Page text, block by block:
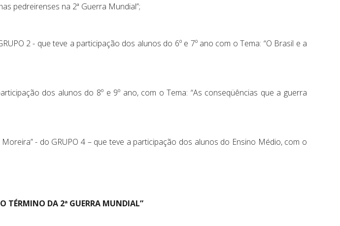
pedreirenses na 2ª Guerra Mundial”;
2 - que teve a participação dos alunos do 6º e 7º ano com o Tema: “O Brasil e a
dos alunos do 8º e 9º ano, com o Tema: “As conseqüências que a guerra
- do GRUPO 4 – que teve a participação dos alunos do Ensino Médio, com o
TÉRMINO DA 2ª GUERRA MUNDIAL”